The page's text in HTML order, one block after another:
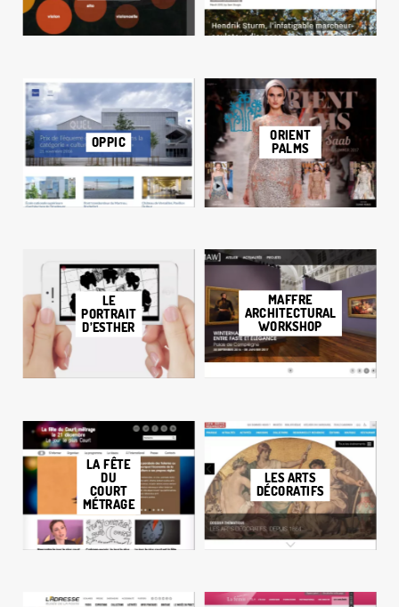
OPPIC ORIENT
PALMS
LE
PORTRAIT
D’ESTHER
MAFFRE
ARCHITECTURAL
WORKSHOP
LA FÊTE
DU
COURT
MÉTRAGE
LES ARTS
DÉCORATIFS